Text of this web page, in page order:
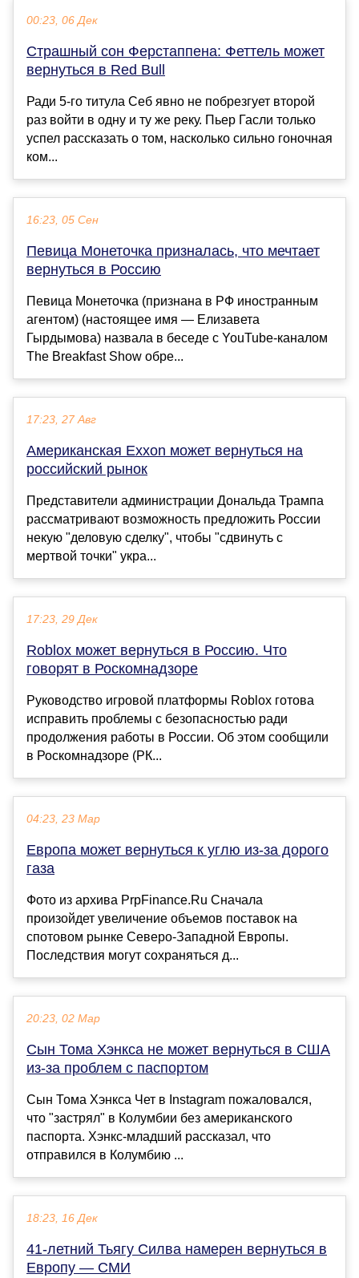
00:23, 06 Дек
Страшный сон Ферстаппена: Феттель может
вернуться в Red Bull
Ради 5-го титула Себ явно не побрезгует второй
раз войти в одну и ту же реку. Пьер Гасли только
успел рассказать о том, насколько сильно гоночная
ком...
16:23, 05 Сен
Певица Монеточка призналась, что мечтает
вернуться в Россию
Певица Монеточка (признана в РФ иностранным
агентом) (настоящее имя — Елизавета
Гырдымова) назвала в беседе с YouTube-каналом
The Breakfast Show обре...
17:23, 27 Авг
Американская Exxon может вернуться на
российский рынок
Представители администрации Дональда Трампа
рассматривают возможность предложить России
некую "деловую сделку", чтобы "сдвинуть с
мертвой точки" укра...
17:23, 29 Дек
Roblox может вернуться в Россию. Что
говорят в Роскомнадзоре
Руководство игровой платформы Roblox готова
исправить проблемы с безопасностью ради
продолжения работы в России. Об этом сообщили
в Роскомнадзоре (РК...
04:23, 23 Мар
Европа может вернуться к углю из-за дорого
газа
Фото из архива PrpFinance.Ru Сначала
произойдет увеличение объемов поставок на
спотовом рынке Северо-Западной Европы.
Последствия могут сохраняться д...
20:23, 02 Мар
Сын Тома Хэнкса не может вернуться в США
из-за проблем с паспортом
Сын Тома Хэнкса Чет в Instagram пожаловался,
что "застрял" в Колумбии без американского
паспорта. Хэнкс-младший рассказал, что
отправился в Колумбию ...
18:23, 16 Дек
41‑летний Тьягу Силва намерен вернуться в
Европу — СМИ